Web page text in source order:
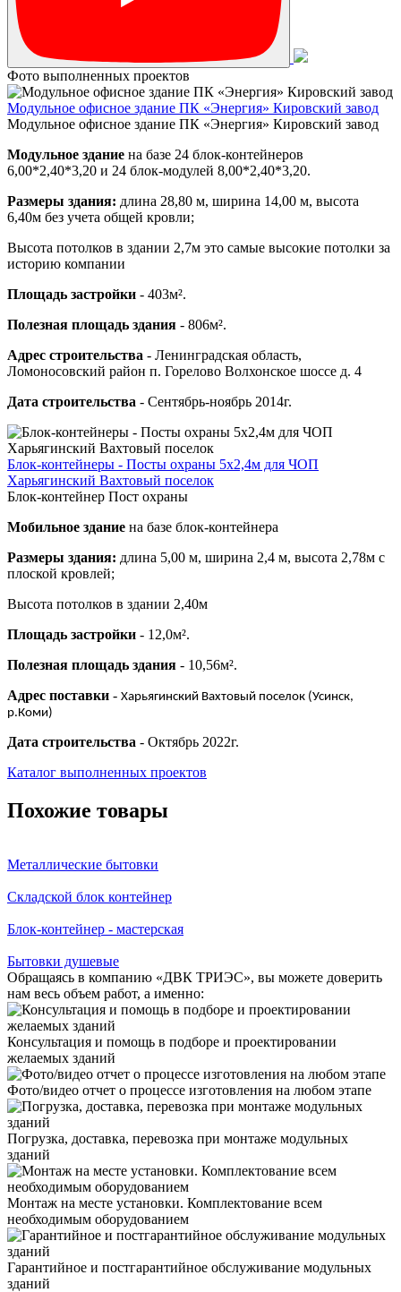
Фото выполненных проектов
Модульное офисное здание ПК «Энергия» Кировский завод
Модульное офисное здание ПК «Энергия» Кировский завод
Модульное здание на базе 24 блок-контейнеров
6,00*2,40*3,20 и 24 блок-модулей 8,00*2,40*3,20.
Размеры здания: длина 28,80 м, ширина 14,00 м, высота
6,40м без учета общей кровли;
Высота потолков в здании 2,7м это самые высокие потолки за
историю компании
Площадь застройки - 403м².
Полезная площадь здания - 806м².
Адрес строительства - Ленинградская область,
Ломоносовский район п. Горелово Волхонское шоссе д. 4
Дата строительства - Сентябрь-ноябрь 2014г.
Блок-контейнеры - Посты охраны 5х2,4м для ЧОП
Харьягинский Вахтовый поселок
Блок-контейнер Пост охраны
Мобильное здание на базе блок-контейнера
Размеры здания: длина 5,00 м, ширина 2,4 м, высота 2,78м с
плоской кровлей;
Высота потолков в здании 2,40м
Площадь застройки - 12,0м².
Полезная площадь здания - 10,56м².
Адрес поставки - Харьягинский Вахтовый поселок (Усинск,
р.Коми)
Дата строительства - Октябрь 2022г.
Каталог выполненных проектов
Похожие товары
Металлические бытовки
Складской блок контейнер
Блок-контейнер - мастерская
Бытовки душевые
Обращаясь в компанию «ДВК ТРИЭС», вы можете доверить
нам весь объем работ, а именно:
Консультация и помощь в подборе и проектировании
желаемых зданий
Фото/видео отчет о процессе изготовления на любом этапе
Погрузка, доставка, перевозка при монтаже модульных
зданий
Монтаж на месте установки. Комплектование всем
необходимым оборудованием
Гарантийное и постгарантийное обслуживание модульных
зданий